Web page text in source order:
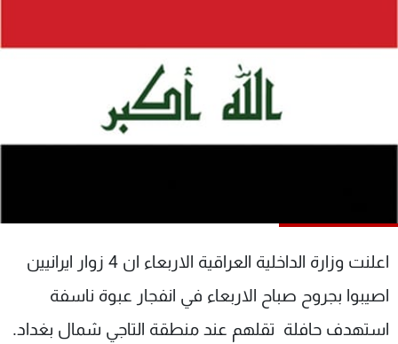
اعلنت وزارة الداخلية العراقية الاربعاء ان 4 زوار ايرانيين
اصيبوا بجروح صباح الاربعاء في انفجار عبوة ناسفة
استهدف حافلة تقلهم عند منطقة التاجي شمال بغداد.
رياضة
الترددات
الإنـتـاج
تواصل معنا